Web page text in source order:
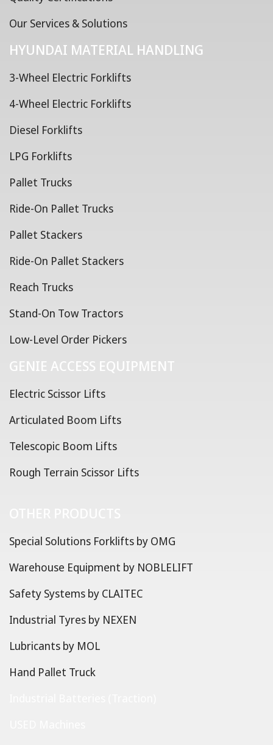
Our Services & Solutions
HYUNDAI MATERIAL HANDLING
3-Wheel Electric Forklifts
4-Wheel Electric Forklifts
Diesel Forklifts
LPG Forklifts
Pallet Trucks
Ride-On Pallet Trucks
Pallet Stackers
Ride-On Pallet Stackers
Reach Trucks
Stand-On Tow Tractors
Low-Level Order Pickers
GENIE ACCESS EQUIPMENT
Electric Scissor Lifts
Articulated Boom Lifts
Telescopic Boom Lifts
Rough Terrain Scissor Lifts
Special Solutions Forklifts by OMG
Warehouse Equipment by NOBLELIFT
Safety Systems by CLAITEC
Industrial Tyres by NEXEN
Lubricants by MOL
Hand Pallet Truck